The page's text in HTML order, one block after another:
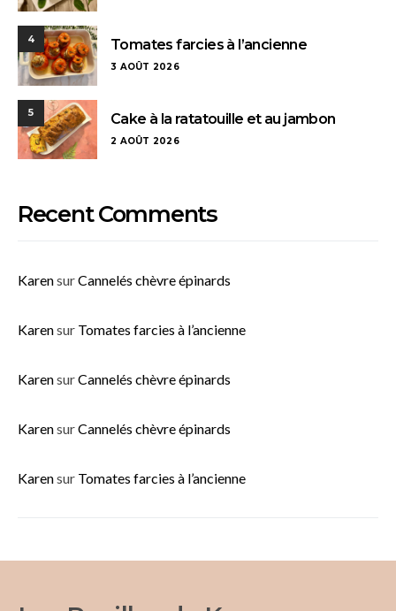
4 Tomates farcies à l’ancienne
3 AOÛT 2026
5 Cake à la ratatouille et au jambon
2 AOÛT 2026
Recent Comments
KarensurCannelés chèvre épinards
Karensur Tomates farcies à l’ancienne
KarensurCannelés chèvre épinards
KarensurCannelés chèvre épinards
Karensur Tomates farcies à l’ancienne